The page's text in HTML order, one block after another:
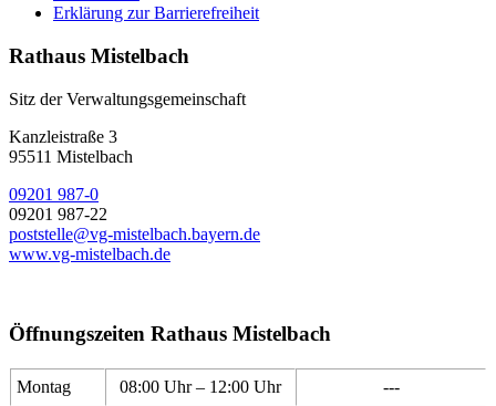
Erklärung zur Barrierefreiheit
Rathaus Mistelbach
Sitz der Verwaltungsgemeinschaft
Kanzleistraße 3
95511 Mistelbach
09201 987-0
09201 987-22
poststelle@vg-mistelbach.bayern.de
www.vg-mistelbach.de
Öffnungszeiten Rathaus Mistelbach
Montag 08:00 Uhr – 12:00 Uhr
---